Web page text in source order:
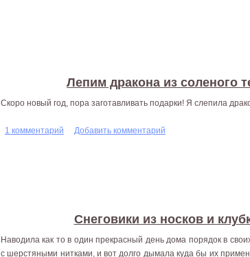
Лепим дракона из соленого
Скоро новый год, пора заготавливать подарки! Я слепила
1 комментарий
Добавить комментарий
Снеговики из носков и
Наводила как то в один прекрасный день дома порядок в
с шерстяными нитками, и вот долго дымала куда бы их